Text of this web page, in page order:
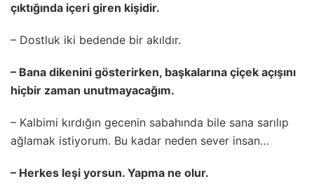
çıktığında içeri giren kişidir.
– Dostluk iki bedende bir akıldır.
– Bana dikenini gösterirken, başkalarına çiçek açışını
hiçbir zaman unutmayacağım.
– Kalbimi kırdığın gecenin sabahında bile sana sarılıp
ağlamak istiyorum. Bu kadar neden sever insan…
– Herkes leşi yorsun. Yapma ne olur.